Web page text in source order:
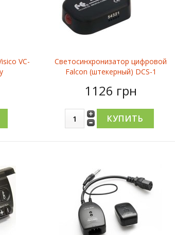
VC-
Светосинхронизатор цифровой
Falcon (штекерный) DCS-1
1126 грн